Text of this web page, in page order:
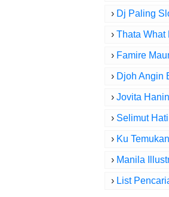
› Dj Paling
› Thata What
› Famire
› Djoh Angin
› Jovita
› Selimut
› Ku
› Manila
› List